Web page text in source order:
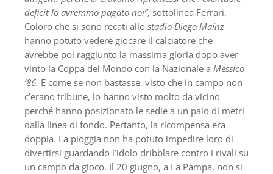
deficit lo avremmo pagato noi”, sottolinea Ferrari.
Coloro che si sono recati allo stadio Diego Maínz
hanno potuto vedere giocare il calciatore che
avrebbe poi raggiunto la massima gloria dopo aver
vinto la Coppa del Mondo con la Nazionale a Messico
’86. E come se non bastasse, visto che in campo non
c’erano tribune, lo hanno visto molto da vicino
perché hanno posizionato le sedie a un paio di metri
dalla linea di fondo. Pertanto, la ricompensa era
doppia. La pioggia non ha potuto impedire loro di
divertirsi guardando l’idolo dribblare contro i rivali su
un campo da gioco. Il 20 giugno, a La Pampa, non si